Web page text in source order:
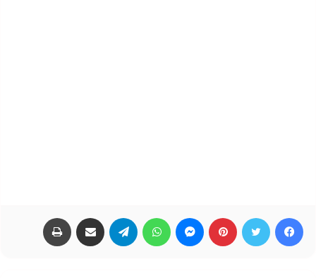
فيسبوك تويتر بينتيريست ماسنجر واتساب تيلقرام مشاركة عبر البريد